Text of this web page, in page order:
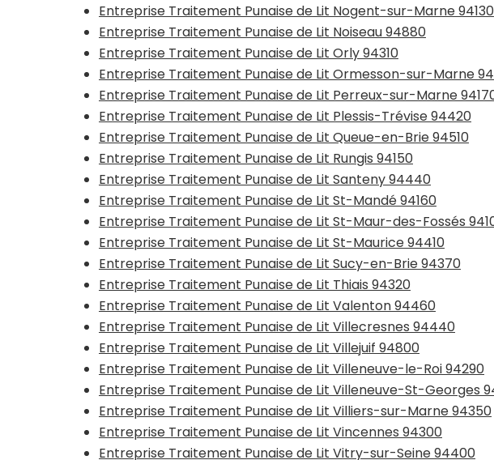
Entreprise Traitement Punaise de Lit Nogent-sur-Marne 94130
Entreprise Traitement Punaise de Lit Noiseau 94880
Entreprise Traitement Punaise de Lit Orly 94310
Entreprise Traitement Punaise de Lit Ormesson-sur-Marne
Entreprise Traitement Punaise de Lit Perreux-sur-Marne
Entreprise Traitement Punaise de Lit Plessis-Trévise 94420
Entreprise Traitement Punaise de Lit Queue-en-Brie 94510
Entreprise Traitement Punaise de Lit Rungis 94150
Entreprise Traitement Punaise de Lit Santeny 94440
Entreprise Traitement Punaise de Lit St-Mandé 94160
Entreprise Traitement Punaise de Lit St-Maur-des-Fossés
Entreprise Traitement Punaise de Lit St-Maurice 94410
Entreprise Traitement Punaise de Lit Sucy-en-Brie 94370
Entreprise Traitement Punaise de Lit Thiais 94320
Entreprise Traitement Punaise de Lit Valenton 94460
Entreprise Traitement Punaise de Lit Villecresnes 94440
Entreprise Traitement Punaise de Lit Villejuif 94800
Entreprise Traitement Punaise de Lit Villeneuve-le-Roi 94290
Entreprise Traitement Punaise de Lit Villeneuve-St-Georges
Entreprise Traitement Punaise de Lit Villiers-sur-Marne 94350
Entreprise Traitement Punaise de Lit Vincennes 94300
Entreprise Traitement Punaise de Lit Vitry-sur-Seine 94400